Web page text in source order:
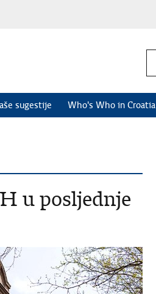
sugestije Who's Who in Croatia
u posljednje